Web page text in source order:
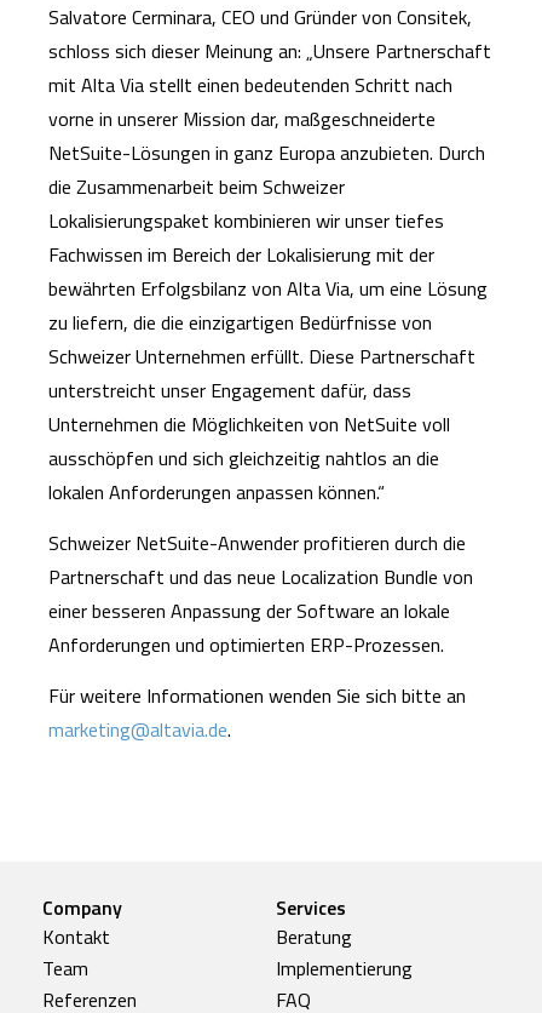
Salvatore Cerminara, CEO und Gründer von Consitek,
schloss sich dieser Meinung an: „Unsere Partnerschaft
mit Alta Via stellt einen bedeutenden Schritt nach
vorne in unserer Mission dar, maßgeschneiderte
NetSuite-Lösungen in ganz Europa anzubieten. Durch
die Zusammenarbeit beim Schweizer
Lokalisierungspaket kombinieren wir unser tiefes
Fachwissen im Bereich der Lokalisierung mit der
bewährten Erfolgsbilanz von Alta Via, um eine Lösung
zu liefern, die die einzigartigen Bedürfnisse von
Schweizer Unternehmen erfüllt. Diese Partnerschaft
unterstreicht unser Engagement dafür, dass
Unternehmen die Möglichkeiten von NetSuite voll
ausschöpfen und sich gleichzeitig nahtlos an die
lokalen Anforderungen anpassen können.“
Schweizer NetSuite-Anwender profitieren durch die
Partnerschaft und das neue Localization Bundle von
einer besseren Anpassung der Software an lokale
Anforderungen und optimierten ERP-Prozessen.
Für weitere Informationen wenden Sie sich bitte an
marketing@altavia.de.
Company
Kontakt
Team
Referenzen
Services
Beratung
Implementierung
FAQ